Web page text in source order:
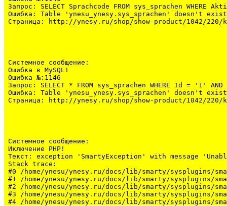
Запрос: SELECT Sprachcode FROM sys_sprachen WHERE
Ошибка: Table 'ynesu_ynesy.sys_sprachen' doesn't exist
Страница: http://ynesy.ru/shop/show-product/1042/
Системное сообщение:
Ошибка в MySQL!
Ошибка №:1146
Запрос: SELECT * FROM sys_sprachen WHERE Id =
Ошибка: Table 'ynesu_ynesy.sys_sprachen' doesn't exist
Страница: http://ynesy.ru/shop/show-product/1042/
Системное сообщение:
Иключение PHP!
Текст: exception 'SmartyException' with message
Stack trace:
#0 /home/ynesu/ynesy.ru/docs/lib/smarty/sysplugins/
#1 /home/ynesu/ynesy.ru/docs/lib/smarty/sysplugins/
#2 /home/ynesu/ynesy.ru/docs/lib/smarty/sysplugins/
#3 /home/ynesu/ynesy.ru/docs/lib/smarty/sysplugins/
#4 /home/ynesu/ynesy.ru/docs/lib/smarty/sysplugins/